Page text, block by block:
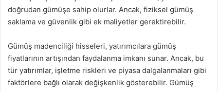
doğrudan gümüşe sahip olurlar. Ancak, fiziksel gümüş
saklama ve güvenlik gibi ek maliyetler gerektirebilir.
Gümüş madenciliği hisseleri, yatırımcılara gümüş
fiyatlarının artışından faydalanma imkanı sunar. Ancak, bu
tür yatırımlar, işletme riskleri ve piyasa dalgalanmaları gibi
faktörlere bağlı olarak değişkenlik gösterebilir. Gümüş